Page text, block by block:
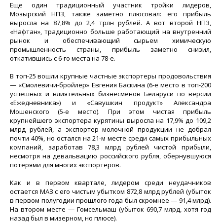
Еще один традиционный участник тройки лидеров,
Мозырский НПЗ, также заметно плюсовал: его прибыль
выросла на 87,8% до 2,4 трлн рублей. А вот второй НПЗ,
«Нафтан», традиционно больше работающий на внутренний
рынок и обеспечивающий сырьем химическую
промышленность страны, прибыль заметно снизил,
откатившись с 6-го места на 78-е.
В топ-25 вошли крупные частные экспортеры продовольствия
— «Смолевичи-бройлер» Евгения Баскина (6-е место в топ-200
успешных и влиятельных бизнесменов Беларуси по версии
«Ежедневника») и «Савушкин продукт» Александра
Мошенского (5-е место). При этом чистая прибыль
крупнейшего экспортера курятины выросла на 17,9% до 109,2
млрд рублей, а экспортер молочной продукции не добрал
почти 40%, но остался на 21-м месте среди самых прибыльных
компаний, заработав 78,3 млрд рублей чистой прибыли,
несмотря на девальвацию российского рубля, обернувшуюся
потерями для многих экспортеров.
Как и в первом квартале, лидером среди неудачников
остается МАЗ с его чистым убытком 872,8 млрд рублей (убыток
в первом полугодии прошлого года был скромнее — 91,4 млрд).
На втором месте — Гомсельмаш (убыток 690,7 млрд, хотя год
назад был в мизерном, но плюсе).